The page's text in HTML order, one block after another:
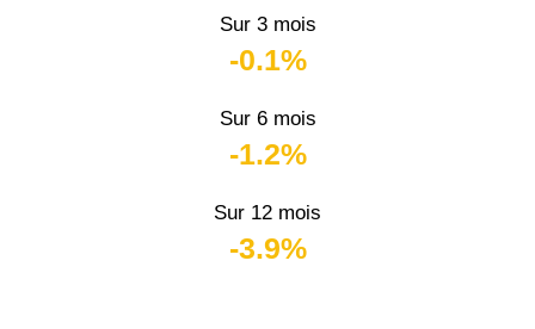
Sur 3 mois
-0.1%
Sur 6 mois
-1.2%
Sur 12 mois
-3.9%